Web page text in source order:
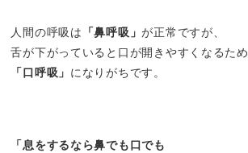
人間の呼吸は 「鼻呼吸」が正常ですが、
舌が下がっていると口が開きやすくなるため
「口呼吸」 になりがちです。
「息をするなら鼻でも口でも